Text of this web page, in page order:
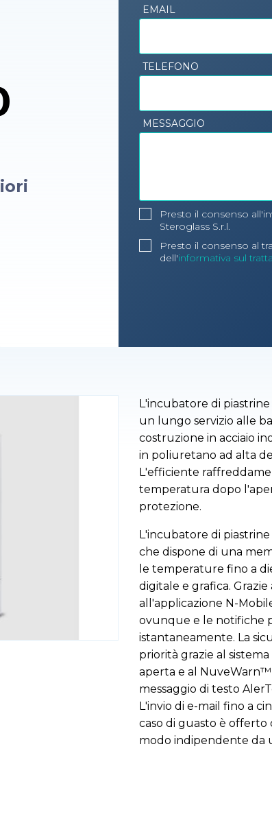
EMAIL
TELEFONO
MESSAGGIO
Presto il consenso
Steroglass S.r.l.
Presto il consenso al
dell'informativa sul
L'incubatore di
un lungo servizio alle
costruzione in acciaio
in poliuretano ad alta
L'efficiente
temperatura dopo
protezione.
L'incubatore di
che dispone di una
le temperature fino a
digitale e grafica.
all'applicazione N-
ovunque e le notifiche
istantaneamente. La
priorità grazie al
aperta e al
messaggio di testo
L'invio di e-mail fino a
caso di guasto è offerto
modo indipendente da